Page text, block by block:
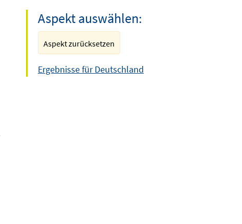
Aspekt auswählen:
Aspekt zurücksetzen
Ergebnisse für Deutschland